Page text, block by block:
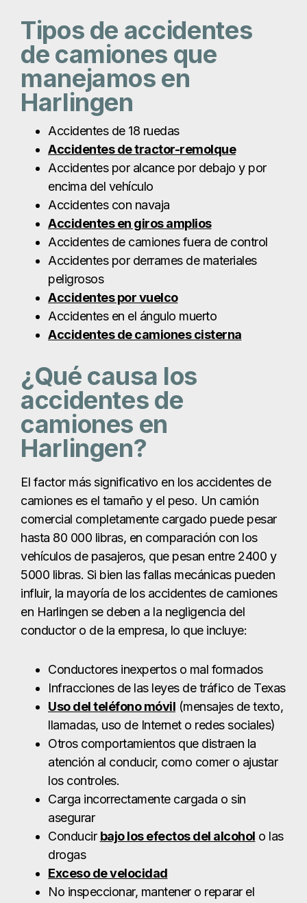
Accidentes por alcance por debajo y por
encima del vehículo
Accidentes con navaja
Accidentes en giros amplios
Accidentes de camiones fuera de control
Accidentes por derrames de materiales
peligrosos
Accidentes por vuelco
Accidentes en el ángulo muerto
Accidentes de camiones cisterna
¿Qué causa los
accidentes de
camiones en
Harlingen?
El factor más significativo en los accidentes de
comercial completamente cargado puede pesar
hasta 80 000 libras, en comparación con los
vehículos de pasajeros, que pesan entre 2400 y
5000 libras. Si bien las fallas mecánicas pueden
influir, la mayoría de los accidentes de camiones
en Harlingen se deben a la negligencia del
conductor o de la empresa, lo que incluye:
Conductores inexpertos o mal formados
Infracciones de las leyes de tráfico de Texas
Uso del teléfono móvil(mensajes de texto,
llamadas, uso de Internet o redes sociales)
Otros comportamientos que distraen la
atención al conducir, como comer o ajustar
los controles.
asegurar
Conducirbajo los efectos del alcoholo las
drogas
Exceso de velocidad
No inspeccionar, mantener o reparar el
camión.
Conducir con sueño
federales sobre horas de servicio.
Lesiones comunes en
accidentes de
camiones en Harlingen